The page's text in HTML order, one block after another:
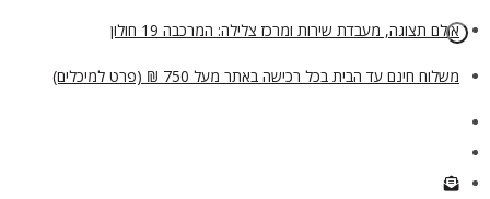
אולם תצוגה, מעבדת שירות ומרכז צלילה: המרכבה 19 חולון
משלוח חינם עד הבית בכל רכישה באתר מעל 750 ₪ (פרט למיכלים)